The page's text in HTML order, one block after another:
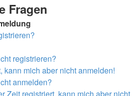
Fragen
registrieren?
kann mich aber nicht anmelden!
anmelden?